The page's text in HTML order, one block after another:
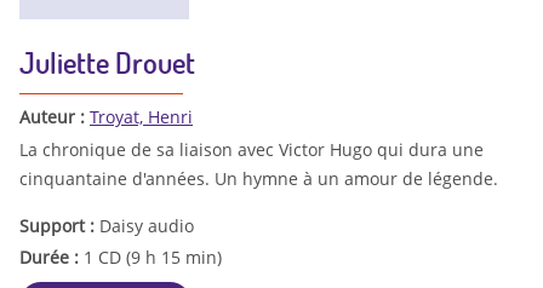
Juliette Drouet
Auteur : Troyat, Henri
La chronique de sa liaison avec Victor Hugo qui dura une
cinquantaine d'années. Un hymne à un amour de légende.
Support : Daisy audio
Durée : 1 CD (9 h 15 min)